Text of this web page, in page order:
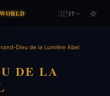
🇮🇹IT
Dieu de la Lumière Abel
DE LA